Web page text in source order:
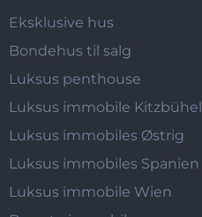
Eksklusive hus
Bondehus til salg
Luksus penthouse
Luksus immobile Kitzbühel
Luksus immobiles Østrig
Luksus immobiles Spanien
Luksus immobile Wien